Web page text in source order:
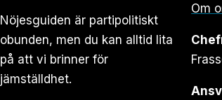
Nöjesguiden är partipolitiskt
obunden, men du kan alltid lita
på att vi brinner för
jämställdhet.
Om